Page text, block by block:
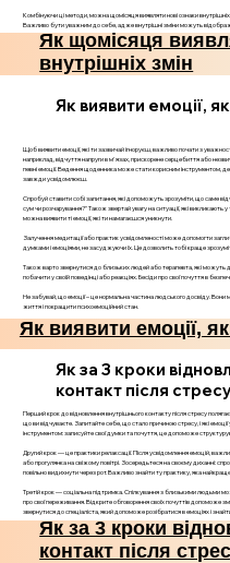
Комбінуючи ці методи, можна щомісяця виявляти нові ознаки
Важливо бути уважним до себе, адже внутрішні зміни можуть
Як щомісяця
внутрішніх змін
Як виявити емоції,
Щоб виявити емоції, які ти зазвичай ігноруєш, важливо почати з уважності
наприклад, відчуття напруги в м'язах, прискорене серцебиття або
певні емоції. Ведення щоденника може стати корисним інструментом, де
завжди усвідомлюєш.
Спробуй ставити собі запитання, які допоможуть зрозуміти, що саме
сум чи розчарування?" Також звертай увагу на ситуації, які викликають
можна виявити ті емоції, які ти намагаєшся уникнути.
Залучення медитації або практик усвідомленості може допомогти
думками і емоціями, не засуджуючи їх. Це дозволить тобі краще
Також варто звернутися до близьких людей або терапевта, які можуть
побачити у своїй поведінці або реакціях. Бесіди про свої почуття в
Не забувай, що емоції – це нормальна частина людського досвіду.
життя і покращити психоемоційний стан.
Як виявити емоції,
Як за 3 кроки
контакт після стресу
Перший крок до відновлення внутрішнього контакту після стресу
що ви відчуваєте. Запитайте себе, що стало причиною стресу, і які
інструментом: записуйте свої думки та почуття, це допоможе
Другий крок — це практики релаксації. Після усвідомлення емоцій,
або прогулянка на свіжому повітрі. Зосередьтеся на своєму диханні:
повільно видихнути через рот. Важливо знайти ту практику, яка найкраще
Третій крок — соціальна підтримка. Спілкування з близькими людьми
про свої переживання. Відкрите обговорення своїх почуттів допоможе
звернутися до спеціаліста, який допоможе розібратися в емоціях і
Як за 3 кроки
контакт після